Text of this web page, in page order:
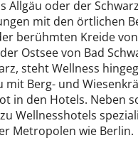
Allgäu oder der
mit den örtlichen
berühmten Kreide
Ostsee von Bad
steht Wellness
mit Berg- und
in den Hotels. Neben
Wellnesshotels
Metropolen wie Berlin.